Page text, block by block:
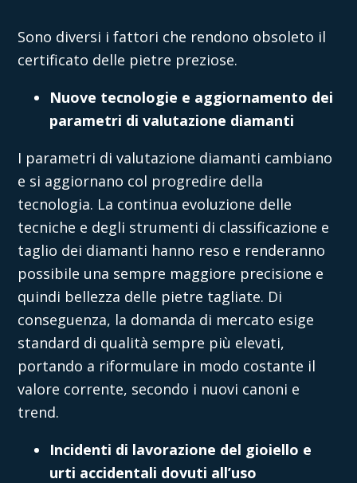
Sono diversi i fattori che rendono obsoleto il
certificato delle pietre preziose.
Nuove tecnologie e aggiornamento dei
parametri di valutazione diamanti
I parametri di valutazione diamanti cambiano
e si aggiornano col progredire della
tecnologia. La continua evoluzione delle
tecniche e degli strumenti di classificazione e
taglio dei diamanti hanno reso e renderanno
possibile una sempre maggiore precisione e
quindi bellezza delle pietre tagliate. Di
conseguenza, la domanda di mercato esige
standard di qualità sempre più elevati,
portando a riformulare in modo costante il
valore corrente, secondo i nuovi canoni e
trend.
Incidenti di lavorazione del gioiello e
urti accidentali dovuti all’uso